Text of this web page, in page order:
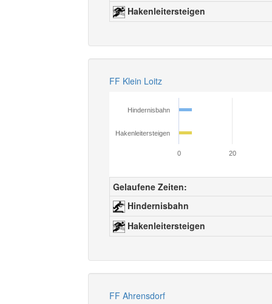
Hakenleitersteigen
FF Klein Loitz
Hindernisbahn
Hakenleitersteigen
0 20
Gelaufene Zeiten:
Hindernisbahn
Hakenleitersteigen
FF Ahrensdorf